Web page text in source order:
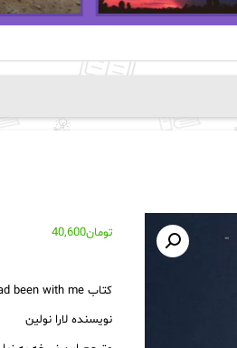
تومان40,600
کتاب pdf if he had been with me
نویسنده لارا نولین